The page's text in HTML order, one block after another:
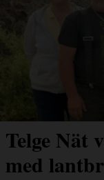
Telge Nät
med